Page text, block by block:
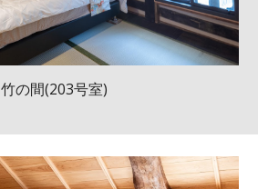
竹の間(203号室)